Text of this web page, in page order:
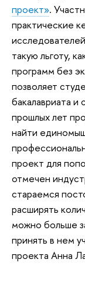
проект».
практические
такую льготу,
программ без
позволяет
бакалавриата и
прошлых лет
найти
проект для
отмечен
стараемся
расширять
можно больше
принять в нем
проекта Анна